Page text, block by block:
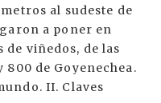
al sudeste de
a poner en
viñedos, de las
800 de Goyenechea.
II. Claves